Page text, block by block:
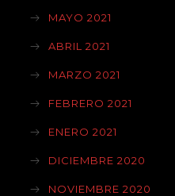
MAYO 2021
ABRIL 2021
MARZO 2021
FEBRERO 2021
ENERO 2021
DICIEMBRE 2020
NOVIEMBRE 2020